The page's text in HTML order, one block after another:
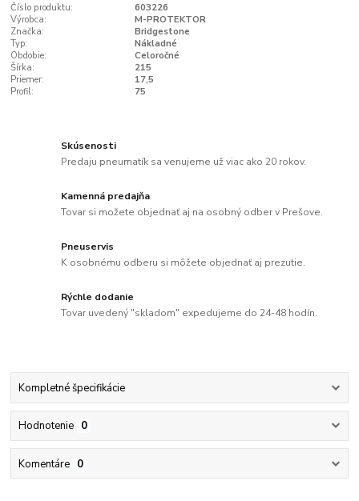
Číslo produktu:
603226
Výrobca:
M-PROTEKTOR
Značka:
Bridgestone
Typ:
Nákladné
Obdobie:
Celoročné
Šírka:
215
Priemer:
17,5
Profil:
75
Skúsenosti
Predaju pneumatík sa venujeme už viac ako 20 rokov.
Kamenná predajňa
Tovar si možete objednať aj na osobný odber v Prešove.
Pneuservis
K osobnému odberu si môžete objednať aj prezutie.
Rýchle dodanie
Tovar uvedený "skladom" expedujeme do 24-48 hodín.
Kompletné špecifikácie
Hodnotenie 0
Komentáre 0